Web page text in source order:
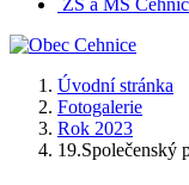
ZŠ a MŠ
Úvodní stránka
Fotogalerie
Rok 2023
19.Společenský